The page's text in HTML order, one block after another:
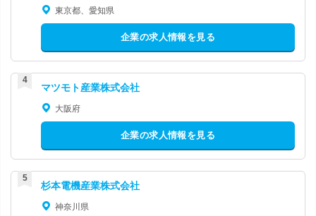
東京都、愛知県
企業の求人情報を見る
マツモト産業株式会社
大阪府
企業の求人情報を見る
杉本電機産業株式会社
神奈川県